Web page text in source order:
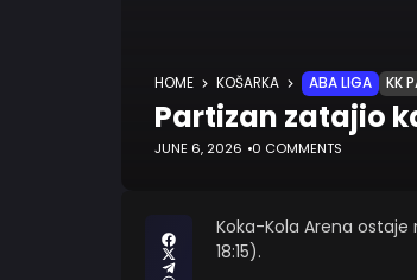
HOME KOŠARKA ABA LIGA KK
Partizan zatajio
JUNE 6, 2026 0 COMMENTS
Koka-Kola Arena ostaje
18:15).